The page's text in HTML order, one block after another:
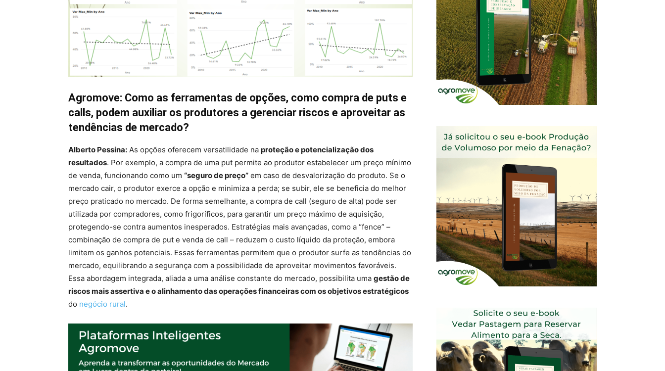
Agromove: Como as ferramentas de opções, como compra de puts e
calls, podem auxiliar os produtores a gerenciar riscos e aproveitar as
tendências de mercado?
Alberto Pessina: As opções oferecem versatilidade na proteção e potencialização dos
resultados. Por exemplo, a compra de uma put permite ao produtor estabelecer um preço mínimo
de venda, funcionando como um “seguro de preço” em caso de desvalorização do produto. Se o
mercado cair, o produtor exerce a opção e minimiza a perda; se subir, ele se beneficia do melhor
preço praticado no mercado. De forma semelhante, a compra de call (seguro de alta) pode ser
utilizada por compradores, como frigoríficos, para garantir um preço máximo de aquisição,
protegendo-se contra aumentos inesperados. Estratégias mais avançadas, como a “fence” –
combinação de compra de put e venda de call – reduzem o custo líquido da proteção, embora
limitem os ganhos potenciais. Essas ferramentas permitem que o produtor surfe as tendências do
mercado, equilibrando a segurança com a possibilidade de aproveitar movimentos favoráveis.
Essa abordagem integrada, aliada a uma análise constante do mercado, possibilita uma gestão de
riscos mais assertiva e o alinhamento das operações financeiras com os objetivos estratégicos
do negócio rural.